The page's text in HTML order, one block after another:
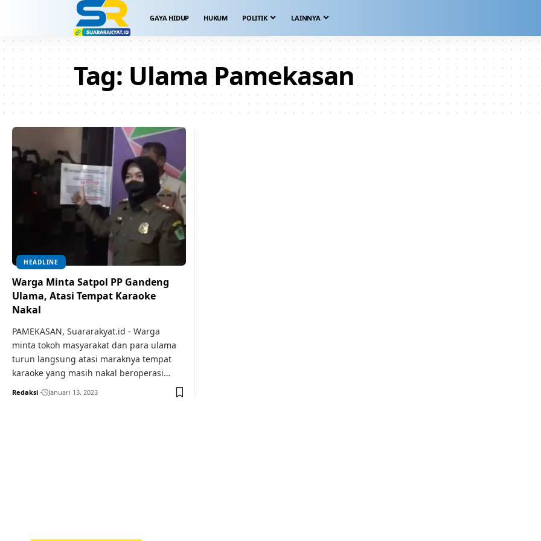
GAYA HIDUP HUKUM POLITIK LAINNYA
Tag: Ulama Pamekasan
HEADLINE
Warga Minta Satpol PP Gandeng
Ulama, Atasi Tempat Karaoke
Nakal
PAMEKASAN, Suararakyat.id - Warga
minta tokoh masyarakat dan para ulama
turun langsung atasi maraknya tempat
karaoke yang masih nakal beroperasi…
Redaksi Januari 13, 2023